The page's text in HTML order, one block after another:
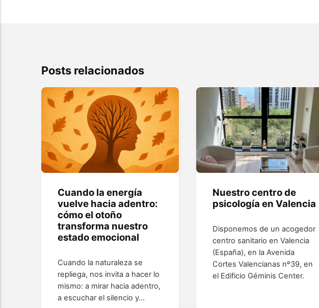
Posts relacionados
Cuando la energía
vuelve hacia adentro:
cómo el otoño
transforma nuestro
estado emocional
Cuando la naturaleza se
repliega, nos invita a hacer lo
mismo: a mirar hacia adentro,
a escuchar el silencio y…
Nuestro centro de
psicología en Valencia
Disponemos de un acogedor
centro sanitario en Valencia
(España), en la Avenida
Cortes Valencianas nº39, en
el Edificio Géminis Center.